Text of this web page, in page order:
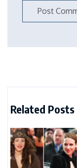
Related Posts